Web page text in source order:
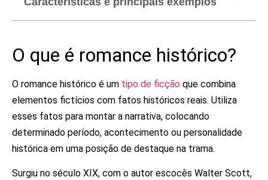
O que é romance histórico?
O romance histórico é um tipo de ficção que combina
elementos fictícios com fatos históricos reais. Utiliza
esses fatos para montar a narrativa, colocando
determinado período, acontecimento ou personalidade
histórica em uma posição de destaque na trama.
Surgiu no século XIX, com o autor escocês Walter Scott,